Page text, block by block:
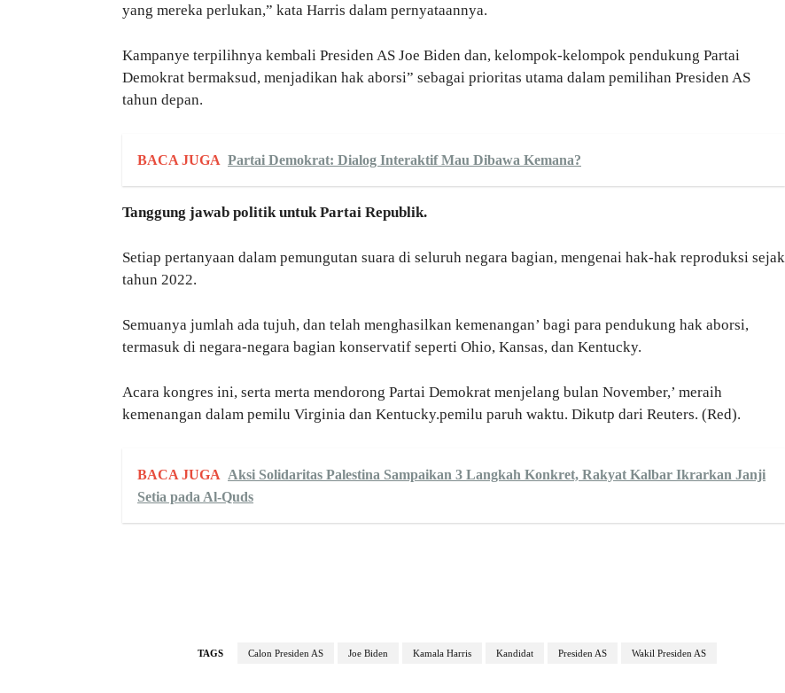
yang mereka perlukan,” kata Harris dalam pernyataannya.
Kampanye terpilihnya kembali Presiden AS Joe Biden dan, kelompok-kelompok pendukung Partai
Demokrat bermaksud, menjadikan hak aborsi” sebagai prioritas utama dalam pemilihan Presiden AS
tahun depan.
BACA JUGA Partai Demokrat: Dialog Interaktif Mau Dibawa Kemana?
Tanggung jawab politik untuk Partai Republik.
Setiap pertanyaan dalam pemungutan suara di seluruh negara bagian, mengenai hak-hak reproduksi sejak
tahun 2022.
Semuanya jumlah ada tujuh, dan telah menghasilkan kemenangan’ bagi para pendukung hak aborsi,
termasuk di negara-negara bagian konservatif seperti Ohio, Kansas, dan Kentucky.
Acara kongres ini, serta merta mendorong Partai Demokrat menjelang bulan November,’ meraih
kemenangan dalam pemilu Virginia dan Kentucky.pemilu paruh waktu. Dikutp dari Reuters. (Red).
BACA JUGA Aksi Solidaritas Palestina Sampaikan 3 Langkah Konkret, Rakyat Kalbar Ikrarkan Janji
Setia pada Al-Quds
TAGS Calon Presiden AS Joe Biden Kamala Harris Kandidat Presiden AS Wakil Presiden AS